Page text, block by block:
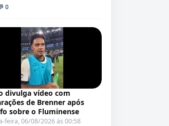
0
divulga vídeo com
de Brenner após
sobre o Fluminense
feira, 06/08/2026 às 00:58